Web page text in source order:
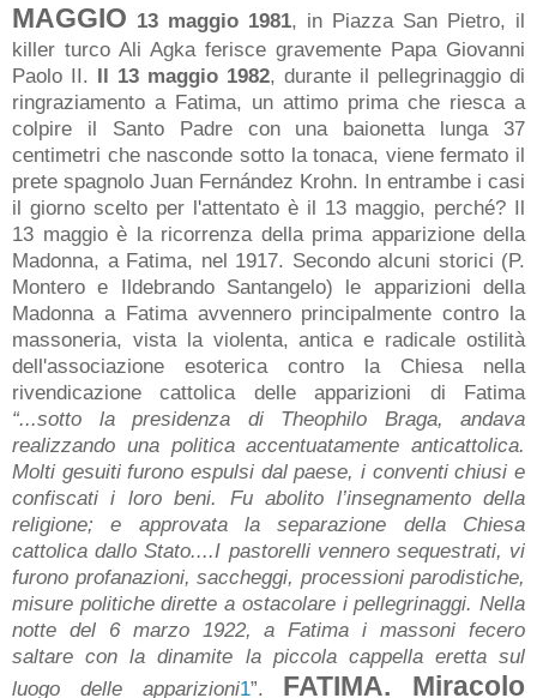
MAGGIO 13 maggio 1981, in Piazza San Pietro, il
killer turco Ali Agka ferisce gravemente Papa Giovanni
Paolo II. Il 13 maggio 1982, durante il pellegrinaggio di
ringraziamento a Fatima, un attimo prima che riesca a
colpire il Santo Padre con una baionetta lunga 37
centimetri che nasconde sotto la tonaca, viene fermato il
prete spagnolo Juan Fernández Krohn. In entrambe i casi
il giorno scelto per l'attentato è il 13 maggio, perché? Il
13 maggio è la ricorrenza della prima apparizione della
Madonna, a Fatima, nel 1917. Secondo alcuni storici (P.
Montero e Ildebrando Santangelo) le apparizioni della
Madonna a Fatima avvennero principalmente contro la
massoneria, vista la violenta, antica e radicale ostilità
dell'associazione esoterica contro la Chiesa nella
rivendicazione cattolica delle apparizioni di Fatima
“...sotto la presidenza di Theophilo Braga, andava
realizzando una politica accentuatamente anticattolica.
Molti gesuiti furono espulsi dal paese, i conventi chiusi e
confiscati i loro beni. Fu abolito l’insegnamento della
religione; e approvata la separazione della Chiesa
cattolica dallo Stato....I pastorelli vennero sequestrati, vi
furono profanazioni, saccheggi, processioni parodistiche,
misure politiche dirette a ostacolare i pellegrinaggi. Nella
notte del 6 marzo 1922, a Fatima i massoni fecero
saltare con la dinamite la piccola cappella eretta sul
luogo delle apparizioni1”. FATIMA. Miracolo